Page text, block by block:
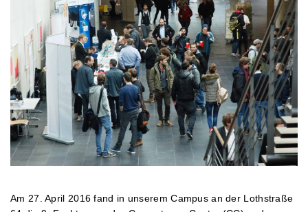
Am 27. April 2016 fand in unserem Campus an der Lothstraße